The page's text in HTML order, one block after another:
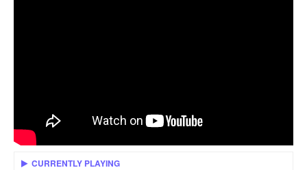
CURRENTLY PLAYING